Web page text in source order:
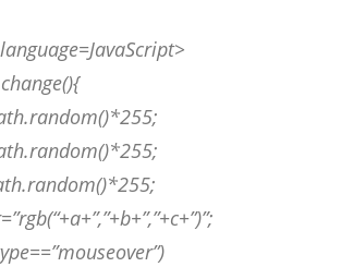
language=JavaScript>